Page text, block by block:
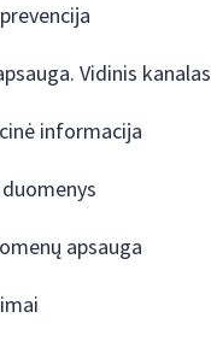
Vidinis kanalas
informacija
apsauga